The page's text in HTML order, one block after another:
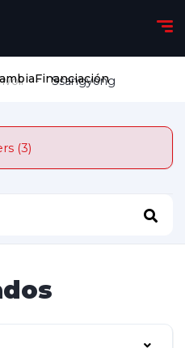
Financiación
Ssangyong
Filters (3)